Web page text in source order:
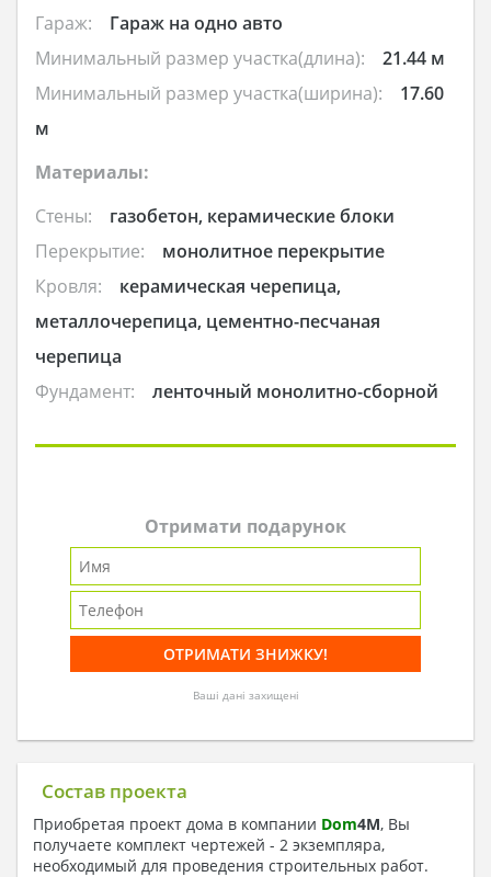
Гараж:
Гараж на одно авто
Минимальный размер участка(длина):
21.44 м
Минимальный размер участка(ширина):
17.60
м
Материалы:
Стены:
газобетон, керамические блоки
Перекрытие:
монолитное перекрытие
Кровля:
керамическая черепица,
металлочерепица, цементно-песчаная
черепица
Фундамент:
ленточный монолитно-сборной
Отримати подарунок
Ваші дані захищені
Состав проекта
Приобретая проект дома в компании Dom4M, Вы
получаете комплект чертежей - 2 экземпляра,
необходимый для проведения строительных работ.